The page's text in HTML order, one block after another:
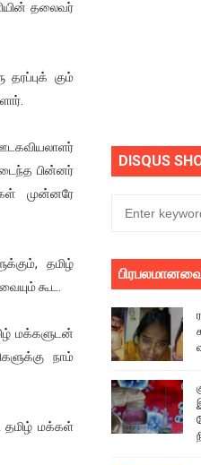
அன்புரிமையோடு
கேள்வி
சுவிஸ்
கவனயீர்ப்புப் போராட்டத்தில்
தலைவர்
கும்
பின்னர்
முன்னரே
தமிழ்
கூட.
மக்களுடன்
நாம்
தமிழ் மக்கள்
DISQUS